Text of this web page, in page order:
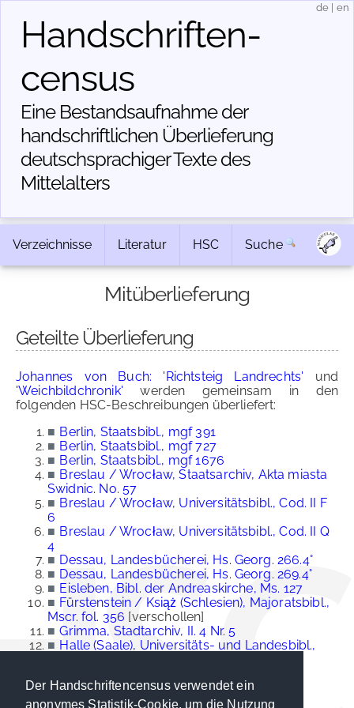
Der Handschriftencensus verwendet ein
anonymes Statistik-Cookie, um die Nutzung
Handschriften­
census
Eine Bestandsaufnahme der
handschriftlichen Über­lieferung
deutschsprachiger Texte des
Mittelalters
de en
Verzeichnisse Literatur HSC Suche
Mitüberlieferung
Geteilte Überlieferung
Johannes von Buch: 'Richtsteig Landrechts' und
'Weichbildchronik' werden gemeinsam in den
folgenden HSC-Beschreibungen überliefert:
■ Berlin, Staatsbibl., mgf 391
■ Berlin, Staatsbibl., mgf 727
■ Berlin, Staatsbibl., mgf 1676
■ Breslau / Wrocław, Staatsarchiv, Akta miasta
Swidnic. No. 57
■ Breslau / Wrocław, Universitätsbibl., Cod. II F
6
■ Breslau / Wrocław, Universitätsbibl., Cod. II Q
4
■ Dessau, Landesbücherei, Hs. Georg. 266.4°
■ Dessau, Landesbücherei, Hs. Georg. 269.4°
■ Eisleben, Bibl. der Andreaskirche, Ms. 127
■ Fürstenstein / Książ (Schlesien), Majoratsbibl.,
Mscr. fol. 356 [verschollen]
■ Grimma, Stadtarchiv, II. 4 Nr. 5
■ Halle (Saale), Universitäts- und Landesbibl.,
■ Leipzig, Universitätsbibl., Ms. 947
■ Oschatz, Stadtarchiv, ohne Sign.